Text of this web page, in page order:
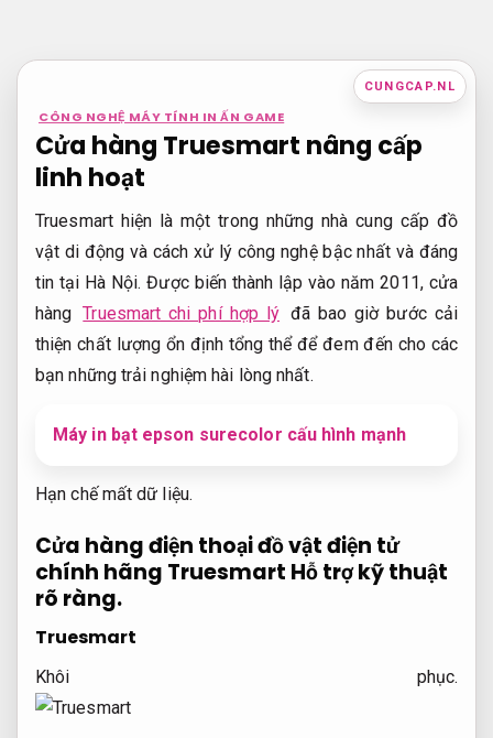
nội
CUNGCAP.NL
CÔNG NGHỆ MÁY TÍNH IN ẤN GAME
Cửa hàng Truesmart nâng cấp
linh hoạt
Truesmart hiện là một trong những nhà cung cấp đồ
vật di động và cách xử lý công nghệ bậc nhất và đáng
tin tại Hà Nội. Được biến thành lập vào năm 2011, cửa
hàng Truesmart chi phí hợp lý đã bao giờ bước cải
thiện chất lượng ổn định tổng thể để đem đến cho các
bạn những trải nghiệm hài lòng nhất.
Máy in bạt epson surecolor cấu hình mạnh
Hạn chế mất dữ liệu.
Cửa hàng điện thoại đồ vật điện tử
chính hãng Truesmart Hỗ trợ kỹ thuật
rõ ràng.
Truesmart
Khôi phục.